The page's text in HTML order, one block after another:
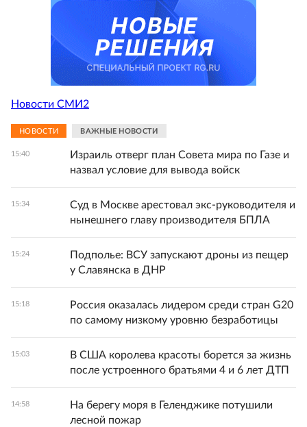
Новости СМИ2
НОВОСТИ ВАЖНЫЕ НОВОСТИ
15:40
Израиль отверг план Совета мира по Газе и
назвал условие для вывода войск
15:34
Суд в Москве арестовал экс-руководителя и
нынешнего главу производителя БПЛА
15:24
Подполье: ВСУ запускают дроны из пещер
у Славянска в ДНР
15:18
Россия оказалась лидером среди стран G20
по самому низкому уровню безработицы
15:03
В США королева красоты борется за жизнь
после устроенного братьями 4 и 6 лет ДТП
14:58
На берегу моря в Геленджике потушили
лесной пожар